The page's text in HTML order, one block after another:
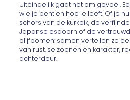
Uiteindelijk gaat het om gevoel.
wie je bent en hoe je leeft. Of je
schors van de kurkeik, de
Japanse esdoorn of de
olijfbomen: samen vertellen ze
van rust, seizoenen en karakter,
achterdeur.